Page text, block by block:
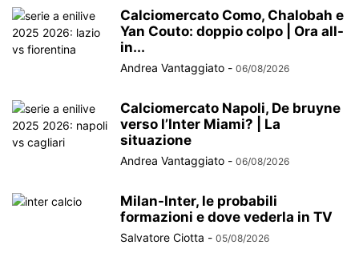
Calciomercato Como, Chalobah e
Yan Couto: doppio colpo | Ora all-
in...
Andrea Vantaggiato - 06/08/2026
Calciomercato Napoli, De bruyne
verso l’Inter Miami? | La
situazione
Andrea Vantaggiato - 06/08/2026
Milan-Inter, le probabili
formazioni e dove vederla in TV
Salvatore Ciotta - 05/08/2026